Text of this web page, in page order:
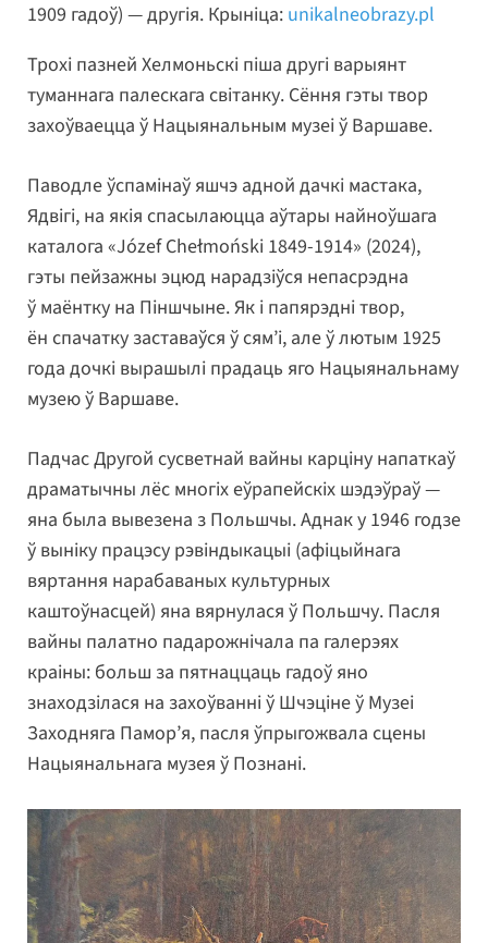
1909 гадоў) — другія. Крыніца: unikalneobrazy.pl
Трохі пазней Хелмоньскі піша другі варыянт
туманнага палескага світанку. Сёння гэты твор
захоўваецца ў Нацыянальным музеі ў Варшаве.
Паводле ўспамінаў яшчэ адной дачкі мастака,
Ядвігі, на якія спасылаюцца аўтары найноўшага
каталога «Józef Chełmoński 1849-1914» (2024),
гэты пейзажны эцюд нарадзіўся непасрэдна
ў маёнтку на Піншчыне. Як і папярэдні твор,
ён спачатку заставаўся ў сям’і, але ў лютым 1925
года дочкі вырашылі прадаць яго Нацыянальнаму
музею ў Варшаве.
Падчас Другой сусветнай вайны карціну напаткаў
драматычны лёс многіх еўрапейскіх шэдэўраў —
яна была вывезена з Польшчы. Аднак у 1946 годзе
ў выніку працэсу рэвіндыкацыі (афіцыйнага
вяртання нарабаваных культурных
каштоўнасцей) яна вярнулася ў Польшчу. Пасля
вайны палатно падарожнічала па галерэях
краіны: больш за пятнаццаць гадоў яно
знаходзілася на захоўванні ў Шчэціне ў Музеі
Заходняга Памор’я, пасля ўпрыгожвала сцены
Нацыянальнага музея ў Познані.